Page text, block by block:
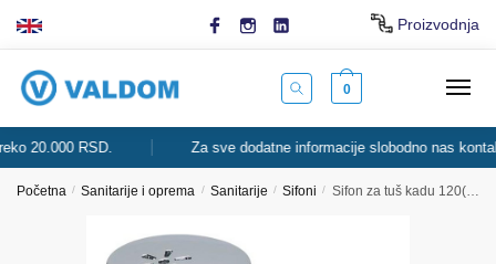
Proizvodnja
0
RSD. Za sve dodatne informacije slobodno nas
Početna / Sanitarije i oprema / Sanitarije / Sifoni / Sifon za tuš kadu 120(90)x40/50 PVC, TEMPOPLEX (364786) VIEGA